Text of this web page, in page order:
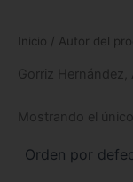
Inicio / Autor del
Gorriz Hernández,
Mostrando el